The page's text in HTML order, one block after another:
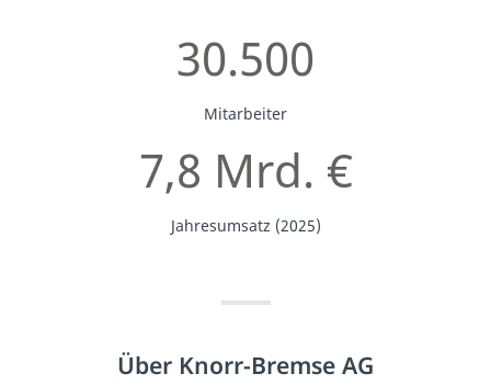
30.500
Mitarbeiter
7,8 Mrd. €
Jahresumsatz (2025)
Über Knorr-Bremse AG